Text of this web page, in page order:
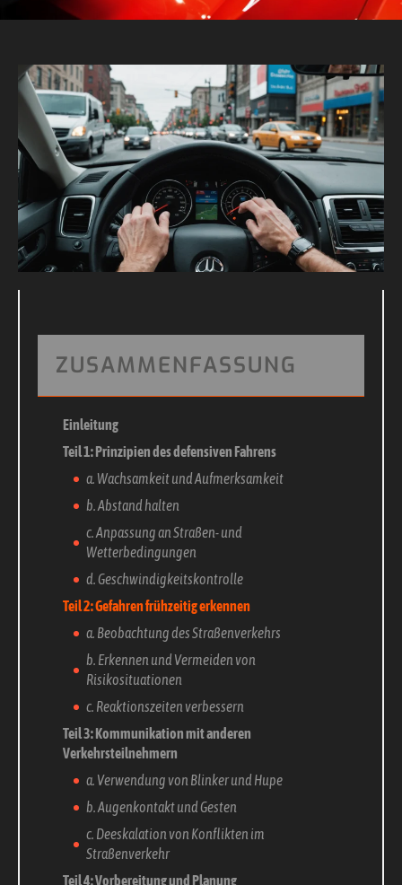
ZUSAMMENFASSUNG
Einleitung
Teil 1: Prinzipien des defensiven Fahrens
a. Wachsamkeit und Aufmerksamkeit
b. Abstand halten
c. Anpassung an Straßen- und
Wetterbedingungen
d. Geschwindigkeitskontrolle
Teil 2: Gefahren frühzeitig erkennen
a. Beobachtung des Straßenverkehrs
b. Erkennen und Vermeiden von
Risikosituationen
c. Reaktionszeiten verbessern
Teil 3: Kommunikation mit anderen
Verkehrsteilnehmern
a. Verwendung von Blinker und Hupe
b. Augenkontakt und Gesten
c. Deeskalation von Konflikten im
Straßenverkehr
Teil 4: Vorbereitung und Planung